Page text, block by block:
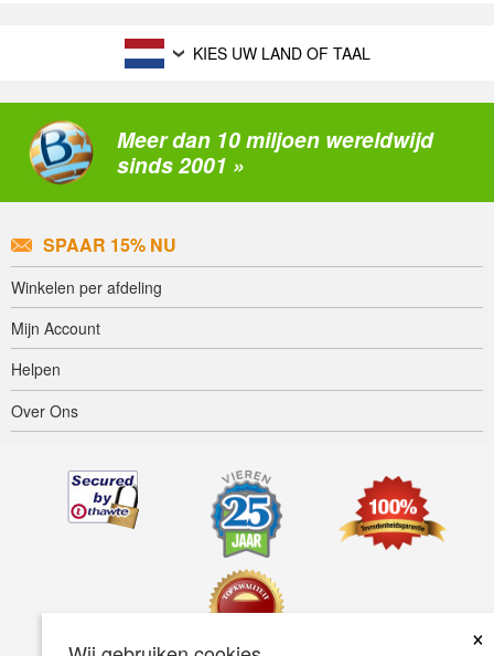
×
KIES UW LAND OF TAAL
Meer dan 10 miljoen wereldwijd
sinds 2001 »
SPAAR 15% NU
Winkelen per afdeling
Mijn Account
Helpen
Over Ons